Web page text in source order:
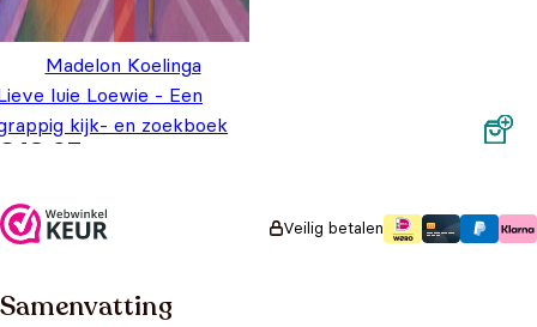
Madelon Koelinga
luie Loewie - Een
kijk- en zoekboek
18,95
Veilig betalen
Samenvatting